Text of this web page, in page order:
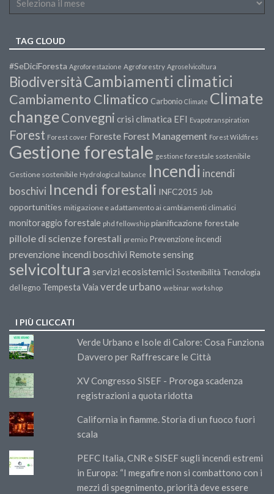
TAG CLOUD
#SeDiciForesta Agroforestazione Agroforestry Agroselvicoltura
BiodiversitàCambiamenti climatici
Cambiamento Climatico Carbonio Climate Climate
changeConvegni crisi climatica EFI Evapotranspiration
Forest Forest cover Foreste Forest Management Forest Wildfires
Gestione forestale gestione forestale sostenibile
Gestione sostenibile Hydrological balance Incendi incendi
boschivi Incendi forestali INFC2015 Job
opportunities mitigazione e adattamento ai cambiamenti climatici
monitoraggio forestale phd fellowship pianificazione forestale
pillole di scienze forestali premio Prevenzione incendi
prevenzione incendi boschivi Remote sensing
selvicoltura servizi ecosistemici Sostenibilità Tecnologia
del legno Tempesta Vaia verde urbano webinar workshop
I PIÙ CLICCATI
Verde Urbano e Isole di Calore: Cosa Funziona
Davvero per Raffrescare le Città
XV Congresso SISEF - Proroga scadenza
registrazioni a quota ridotta
California in fiamme. Storia di un fuoco fuori
scala
PEFC Italia, CNR e SISEF sugli incendi estremi
in Europa: “I megafire non si combattono con i
mezzi di spegnimento, priorità deve essere